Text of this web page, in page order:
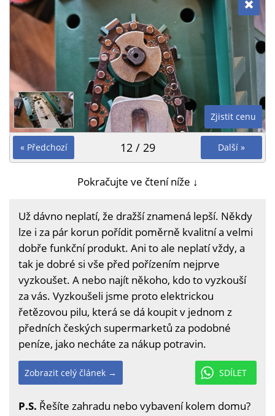
Zjistit cenu
« Předchozí Další »
12 / 29
Pokračujte ve čtení níže ↓
Už dávno neplatí, že dražší znamená lepší. Někdy
lze i za pár korun pořídit poměrně kvalitní a velmi
dobře funkční produkt. Ani to ale neplatí vždy, a
tak je dobré si vše před pořízením nejprve
vyzkoušet. A nebo najít někoho, kdo to vyzkouší
za vás. Vyzkoušeli jsme proto elektrickou
řetězovou pilu, která se dá koupit v jednom z
předních českých supermarketů za podobné
peníze, jako necháte za nákup potravin.
SDÍLET
Zobrazit celý článek →
P.S. Řešíte zahradu nebo vybavení kolem domu?